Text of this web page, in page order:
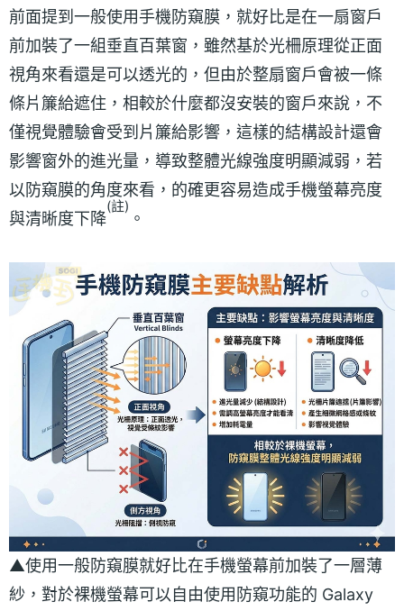
前面提到一般使用手機防窺膜，就好比是在一扇窗戶
前加裝了一組垂直百葉窗，雖然基於光柵原理從正面
視角來看還是可以透光的，但由於整扇窗戶會被一條
條片簾給遮住，相較於什麼都沒安裝的窗戶來說，不
僅視覺體驗會受到片簾給影響，這樣的結構設計還會
影響窗外的進光量，導致整體光線強度明顯減弱，若
以防窺膜的角度來看，的確更容易造成手機螢幕亮度
與清晰度下降
(註)
。
▲使用一般防窺膜就好比在手機螢幕前加裝了一層薄
紗，對於裸機螢幕可以自由使用防窺功能的 Galaxy